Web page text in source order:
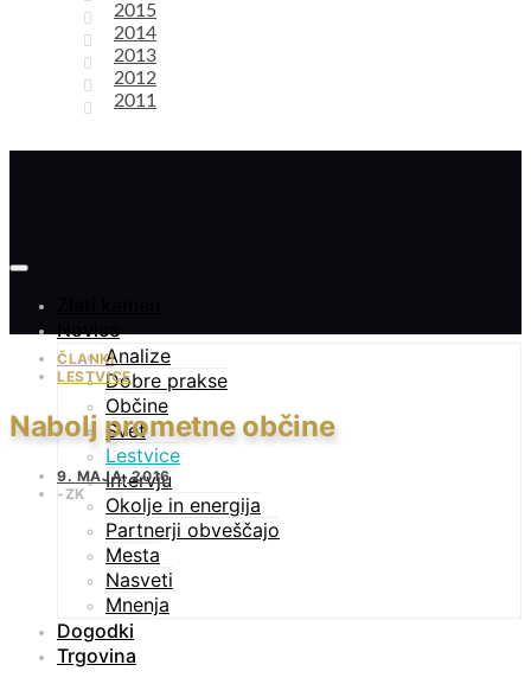
2015
2014
2013
2012
2011
Novice
Analize
Dobre prakse
Občine
Svet
Lestvice
Intervju
Okolje in energija
Partnerji obveščajo
Mesta
Nasveti
Mnenja
Dogodki
Trgovina
ČLANKI
LESTVICE
Nabolj prometne občine
9. MAJA, 2016
ZK